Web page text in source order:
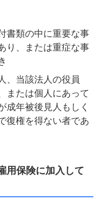
書類の中に重要な事
り、または重症な事
、当該法人の役員
または個人にあって
成年被後見人もしく
復権を得ない者であ
用保険に加入して